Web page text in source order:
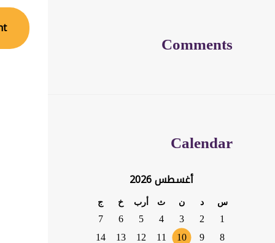
Comments
Calendar
أغسطس 2026
س د ن ث أرب خ ج
1
2
3
4
5
6
7
8
9
10
11
12
13
14